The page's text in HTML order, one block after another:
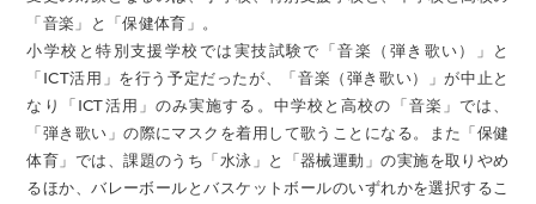
「音楽」と「保健体育」。
小学校と特別支援学校では実技試験で「音楽（弾き歌い）」と
「ICT活用」を行う予定だったが、「音楽（弾き歌い）」が中止と
なり「ICT活用」のみ実施する。中学校と高校の「音楽」では、
「弾き歌い」の際にマスクを着用して歌うことになる。また「保健
体育」では、課題のうち「水泳」と「器械運動」の実施を取りやめ
るほか、バレーボールとバスケットボールのいずれかを選択するこ